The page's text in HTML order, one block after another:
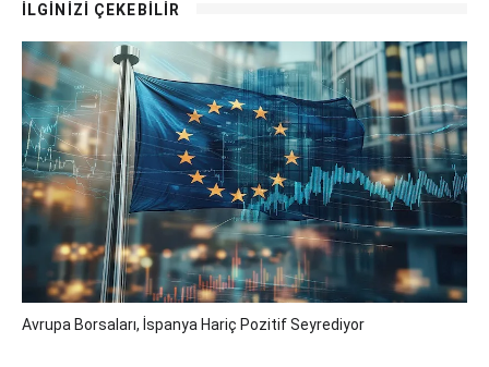
İLGİNİZİ ÇEKEBİLİR
Avrupa Borsaları, İspanya Hariç Pozitif Seyrediyor